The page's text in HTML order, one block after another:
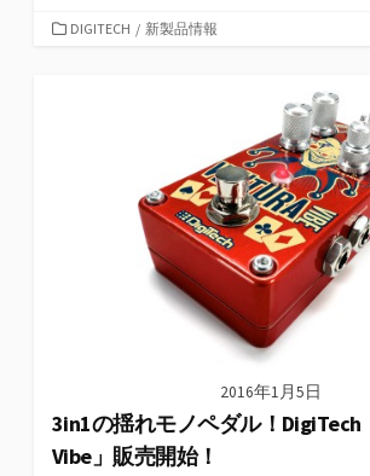
カDIGITECH / 新製品情報
2016年1月5日
3in1の揺れモノペダル！DigiTech
Vibe」販売開始！